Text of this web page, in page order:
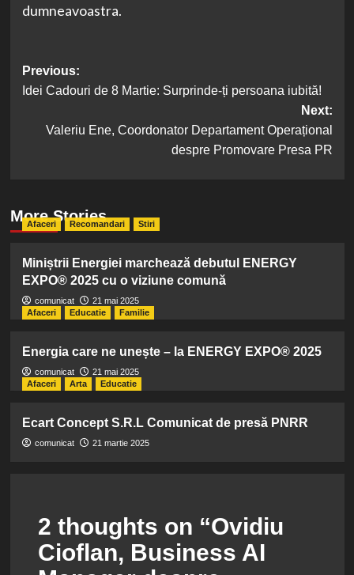
dumneavoastra.
Post
navigation
Previous:
Idei Cadouri de 8 Martie: Surprinde-ți persoana iubită!
Next:
Valeriu Ene, Coordonator Departament Operațional
despre Promovare Presa PR
More Stories
Afaceri Recomandari Stiri
Miniștrii Energiei marchează debutul ENERGY
EXPO® 2025 cu o viziune comună
comunicat
21 mai 2025
Afaceri
Educatie Familie
Energia care ne unește – la ENERGY EXPO® 2025
comunicat
21 mai 2025
Afaceri
Arta Educatie
Ecart Concept S.R.L Comunicat de presă PNRR
comunicat 21 martie 2025
2 thoughts on “Ovidiu
Cioflan, Business AI